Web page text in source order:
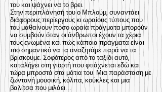
του και ψάχνει να το βρει.
Στην περιπλάνησή του ο Μπλούμ, συναντάει
διάφορους περίεργους κι ωραίους τύπους που
του μαθαίνουν πόσο ωραία πράγματα μπορούν
να συμβούν όταν οι άνθρωποι έχουν τα χέρια
τους ενωμένα και πώς κάποια πράγματα είναι
πιο σημαντικό να τα αναζητάμε παρά να τα
βρίσκουμε. Σοφότερος από το ταξίδι αυτό,
καταλήγει στη γιορτή που φτιάχνεται εδώ και
τώρα μπροστά στα μάτια του. Μια παράσταση με
ζωντανή μουσική, κόλπα, κούκλες και μια
βαλίτσα που μιλάει…